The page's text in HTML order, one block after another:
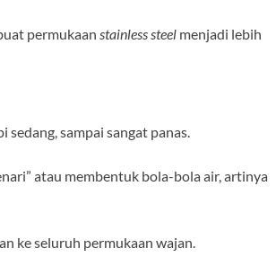
permukaan stainless steel menjadi lebih
sampai sangat panas.
atau membentuk bola-bola air, artinya
ke seluruh permukaan wajan.